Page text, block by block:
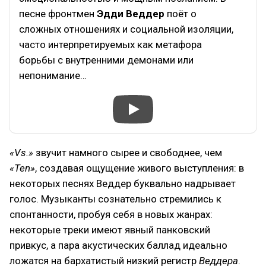
песне фронтмен Эдди Веддер поёт о
сложных отношениях и социальной изоляции,
часто интерпретируемых как метафора
борьбы с внутренними демонами или
непонимание…
«Vs.» звучит намного сырее и свободнее, чем
«Ten», создавая ощущение живого выступления: в
некоторых песнях Веддер буквально надрывает
голос. Музыканты сознательно стремились к
спонтанности, пробуя себя в новых жанрах:
некоторые треки имеют явный панковский
привкус, а пара акустических баллад идеально
ложатся на бархатистый низкий регистр Веддера.